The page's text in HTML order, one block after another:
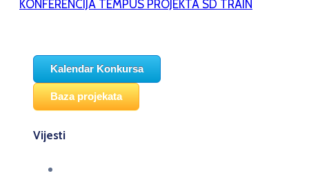
KONFERENCIJA TEMPUS PROJEKTA SD TRAIN
Kalendar Konkursa
Baza projekata
Vijesti